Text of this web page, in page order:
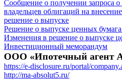
Сообщение о получении запроса о
владельцев облигаций на
решение о выпуске
Решение о выпуске ценных
Изменения в решение о выпуске
Инвестиционный меморандум
ООО «Ипотечный агент
https://e-disclosure.ru/portal/
http://ma-absolut5.ru/